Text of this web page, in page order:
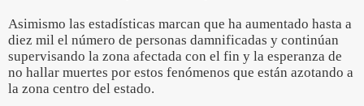
Asimismo las estadísticas marcan que ha aumentado hasta a
diez mil el número de personas damnificadas y continúan
supervisando la zona afectada con el fin y la esperanza de
no hallar muertes por estos fenómenos que están azotando a
la zona centro del estado.